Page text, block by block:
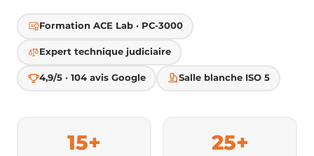
Formation ACE Lab · PC-3000
Expert technique judiciaire
4,9/5 · 104 avis Google Salle blanche ISO 5
15+ 25+